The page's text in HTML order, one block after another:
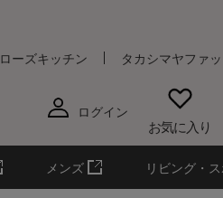
ローズキッチン タカシマヤファ
ログイン
お気に入り
メンズ リビング・